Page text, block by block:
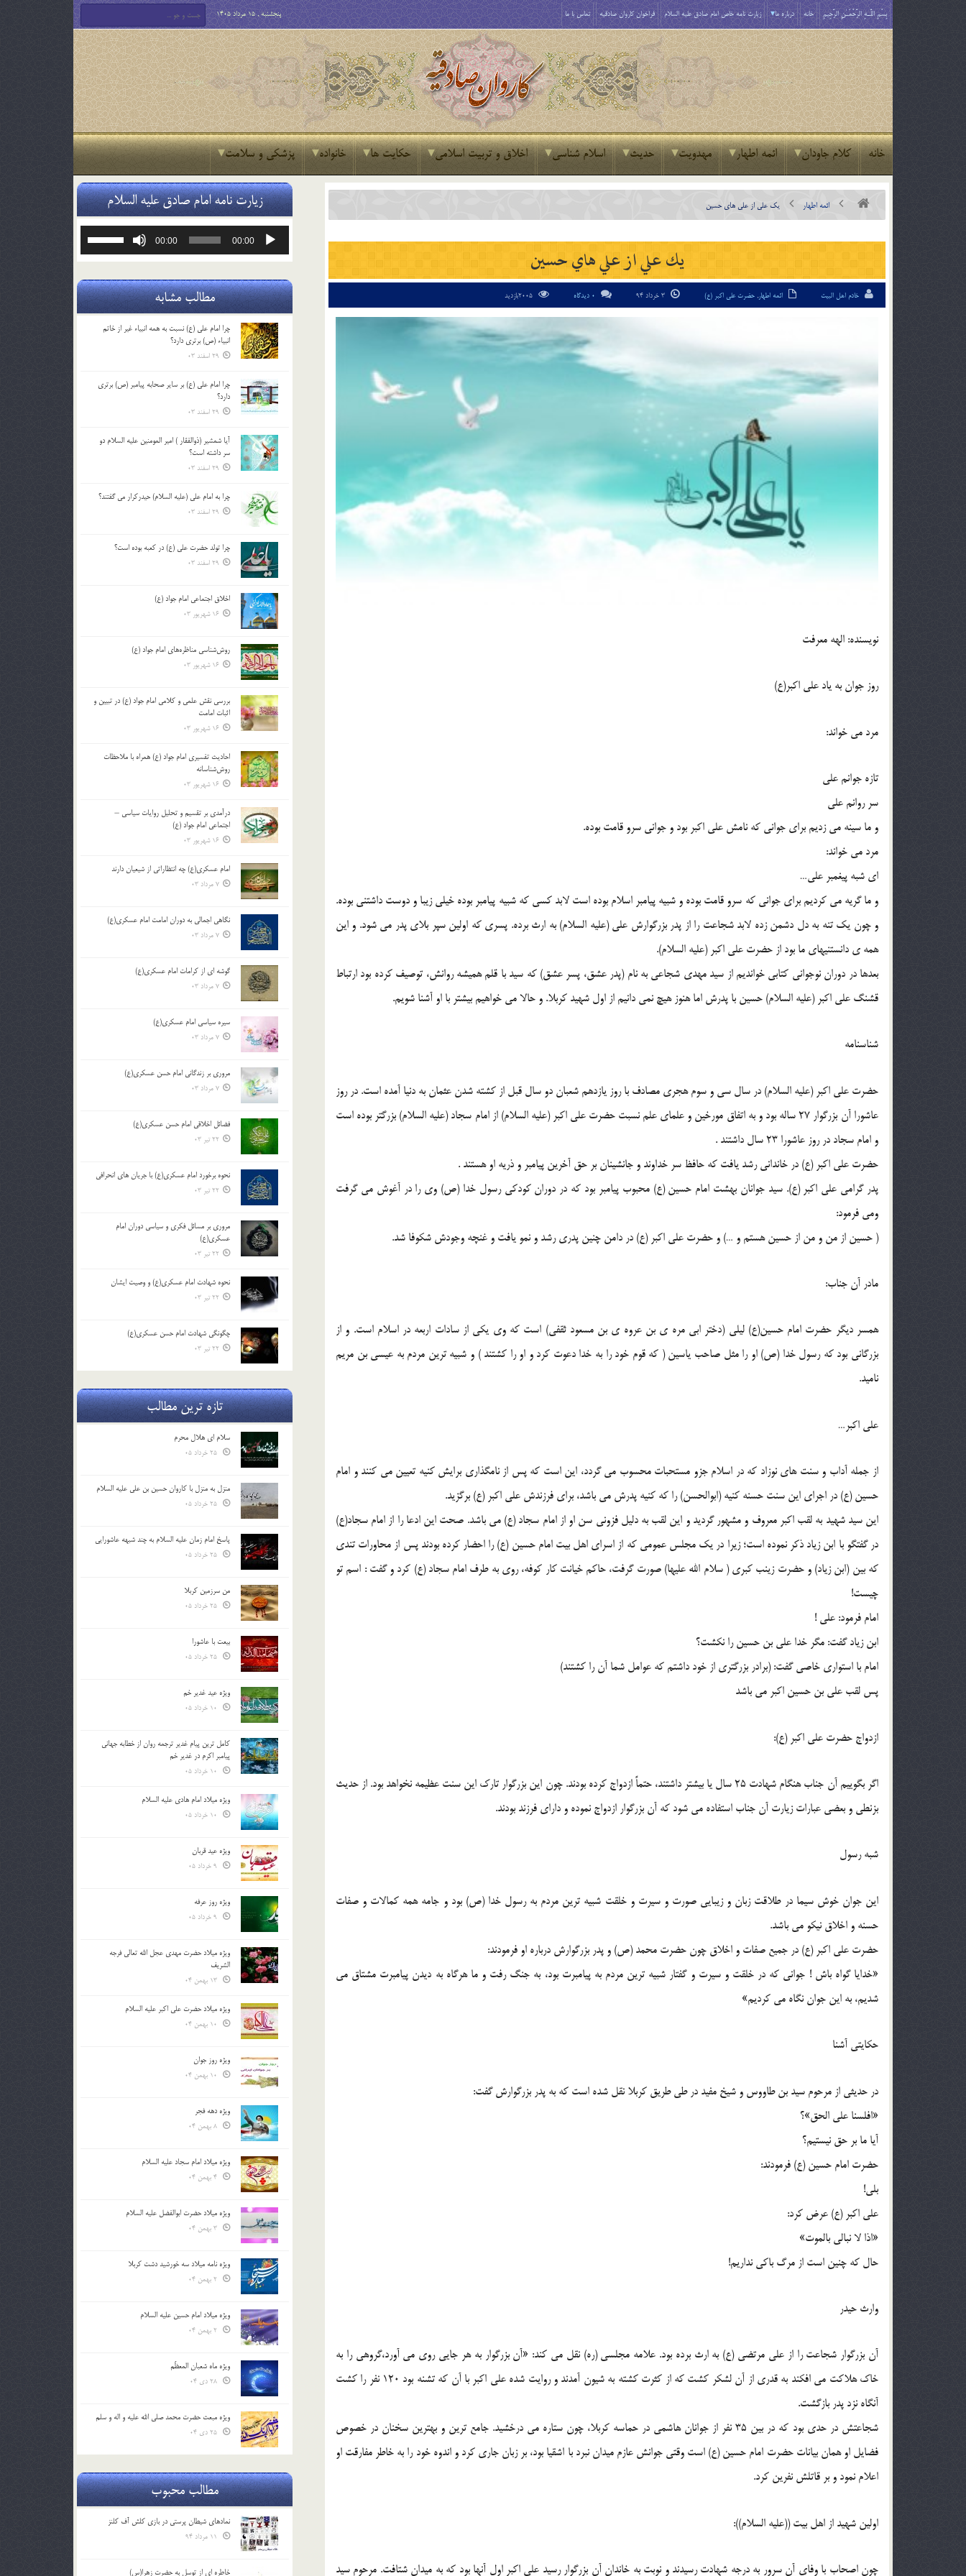
بِسْمِ اللَّـهِ الرَّحْمَـٰنِ الرَّحِيمِ خانه درباره ما زیارت نامه خاص امام صادق علیه السلام فراخوان کاروان صادقیه تماس با ما پنجشنبه , 15 مرداد 1405
خانه کلام جاودان ائمه اطهار مهدویت حدیث اسلام شناسی اخلاق و تربیت اسلامی حکایت ها خانواده پزشکی و سلامت
ائمه اطهار يك علي از علي هاي حسين
يك علي از علي هاي حسين
خادم اهل البیت ائمه اطهار, حضرت علی اکبر (ع) 0 دیدگاه
نويسنده: الهه معرفت
روز جوان به ياد علي اكبر(ع)
مرد مي خواند:
تازه جوانم علي
سر روانم علي
و ما سينه مي زديم براي جواني كه نامش علي اكبر بود و جواني سرو قامت بوده.
مرد مي خواند:
اي شبه پيغمبر علي…
و ما گريه مي كرديم براي جواني كه سرو قامت بوده و شبيه پيامبر اسلام بوده است لابد كسي كه شبيه پيامبر بوده خيلي زيبا و دوست داشتني بوده.
و چون يك تنه به دل دشمن زده لابد شجاعت را از پدر بزرگوارش علي (عليه السلام) به ارث برده. پسري كه اولين سپر بلاي پدر مي شود. و اين
همه ي دانستنيهاي ما بود از حضرت علي اكبر (عليه السلام).
بعدها در دوران نوجواني كتابي خوانديم از سيد مهدي شجاعي به نام (پدر عشق، ‌پسر عشق) كه سيد با قلم هميشه روانش، ‌توصيف كرده بود ارتباط
قشنگ علي اكبر (عليه السلام) حسين با پدرش اما هنوز هيچ نمي دانيم از اول شهيد كربلا. و حالا مي خواهيم بيشتر با او آشنا شويم.
شناسنامه
حضرت علي اكبر (عليه السلام) در سال سي و سوم هجري مصادف با روز يازدهم شعبان دو سال قبل از كشته شدن عثمان به دنيا آمده است. در روز
عاشورا آن بزرگوار 27 ساله بود و به اتفاق مورخين و علماي علم نسبت حضرت علي اكبر (عليه السلام) از امام سجاد (عليه السلام) بزرگتر بوده است
و امام سجاد در روز عاشورا 23 سال داشتند .
حضرت علي اكبر (ع) در خانداني رشد يافت كه حافظ سر خداوند و جانشينان بر حق آخرين پيامبر و ذريه او هستند .
پدر گرامي علي اكبر (ع). سيد جوانان بهشت امام حسين (ع) محبوب پيامبر بود كه در دوران كودكي رسول خدا (ص) وي را در آغوش مي گرفت
ومي فرمود:
( حسين از من و من از حسين هستم و …) و حضرت علي اكبر (ع) در دامن چنين پدري رشد و نمو يافت و غنچه وجودش شكوفا شد.
مادر آن جناب:
همسر ديگر حضرت امام حسين(ع) ليلي (دختر ابي مره ي بن عروه ي بن مسعود ثقفي) است كه وي يكي از سادات اربعه در اسلام است. و از
بزرگاني بود كه رسول خدا (ص) او را مثل صاحب ياسين ( كه قوم خود را به خدا دعوت كرد و او را كشتند ) و شبيه ترين مردم به عيسي بن مريم
ناميد.
علي اكبر…
از جمله آداب و سنت هاي نوزاد كه در اسلام جزو مستحبات محسوب مي گردد، ‌اين است كه پس از نامگذاري برايش كنيه تعيين مي كنند و امام
حسين (ع) در اجراي اين سنت حسنه كنيه (ابوالحسن) را كه كنيه پدرش مي باشد،‌ براي فرزندش علي اكبر (ع) برگزيد.
اين سيد شهيد به لقب اكبر معروف و مشهور گرديد و اين لقب به دليل فزوني سن او از امام سجاد (ع) مي باشد. صحت اين ادعا را از امام سجاد(ع)
در گفتگو با ابن زياد ذكر نموده است؛‌ زيرا در يك مجلس عمومي كه از اسراي اهل بيت امام حسين (ع) را احضار كرده بودند پس از محاورات تندي
كه بين (ابن زياد) و حضرت زينب كبري ( سلام الله عليها) صورت گرفت،‌ حاكم خيانت كار كوفه،‌ روي به طرف امام سجاد (ع) كرد و گفت : اسم تو
چيست!
امام فرمود: علي !
ابن زياد گفت: مگر خدا علي بن حسين را نكشت؟
امام با استواري خاصي گفت: (برادر بزرگتري از خود داشتم كه عوامل شما آن را كشتند)
پس لقب علي بن حسين اكبر مي باشد
ازدواج حضرت علي اكبر (ع):
اگر بگوييم آن جناب هنگام شهادت 25 سال يا بيشتر داشتند،‌ حتماً‌ ازدواج كرده بودند. چون اين بزرگوار تارك اين سنت عظيمه نخواهد بود. از حديث
بزنطي و بعضي عبارات زيارت آن جناب استفاده مي شود كه آن بزرگوار ازدواج نموده و داراي فرزند بودند.
شبه رسول
اين جوان خوش سيما در طلاقت زبان و زيبايي صورت و سيرت و خلقت شبيه ترين مردم به رسول خدا (ص) بود و جامه همه كمالات و صفات
حسنه و اخلاق نيكو مي باشد.
حضرت علي اكبر (ع) در جميع صفات و اخلاق چون حضرت محمد (ص) و پدر بزرگوارش درباره او فرمودند:
«خدايا گواه باش ! جواني كه در خلقت و سيرت و گفتار شبيه ترين مردم به پيامبرت بود،‌ به جنگ رفت و ما هرگاه به ديدن پيامبرت مشتاق مي
شديم،‌ به اين جوان نگاه مي كرديم»
حكايتي آشنا
در حديثي از مرحوم سيد بن طاووس و شيخ مفيد در طي طريق كربلا نقل شده است كه به پدر بزرگوارش گفت:
«افلسنا علي الحق»؟
آيا ما بر حق نيستيم؟
حضرت امام حسين (ع) فرمودند:
بلي!
علي اكبر (ع) عرض كرد:
«اذا لا نبالي بالموت»
حال كه چنين است از مرگ باكي نداريم!
وارث حيدر
آن بزرگوار شجاعت را از علي مرتضي (ع) به ارث برده بود. علامه مجلسي (ره) نقل مي كند: «آن بزرگوار به هر جايي روي مي آورد،‌گروهي را به
خاك هلاكت مي افكند به قدري از آن لشكر كشت كه از كثرت كشته به شيون آمدند و روايت شده علي اكبر با آن كه تشنه بود 120 نفر را كشت
آنگاه نزد پدر بازگشت.
شجاعتش در حدي بود كه در بين 35 نفر از جوانان هاشمي در حماسه كربلا،‌ چون ستاره مي درخشيد. جامع ترين و بهترين سخنان در خصوص
فضايل او همان بيانات حضرت امام حسين (ع) است وقتي جوانش عازم ميدان نبرد با اشقيا بود،‌ بر زبان جاري كرد و اندوه خود را به خاطر مفارقت او
اعلام نمود و بر قاتلش نفرين كرد.
اولين شهيد از اهل بيت ((عليه السلام)):
چون اصحاب با وفاي آن سرور به درجه شهادت رسيدند و نوبت به خاندان آن بزرگوار رسيد علي اكبر اول آنها بود كه به ميدان شتافت. مرحوم سيد
زیارت نامه امام صادق علیه السلام
پخش‌کننده
00:00
00:00
یا
صدا
کلیدهای
مطالب مشابه
چرا امام علی (ع) نسبت به همه انبیاء غیر از خاتم
انبیاء (ص) برتری دارد؟
29 اسفند 03
چرا امام علی (ع) بر سایر صحابه پیامبر (ص) برتری
دارد؟
29 اسفند 03
آیا شمشیر (ذوالفقار ) امیر المومنین علیه السلام دو
سر داشته است؟
29 اسفند 03
چرا به امام علی (علیه السلام) حیدرکرار می گفتند؟
29 اسفند 03
چرا تولد حضرت علی (ع) در کعبه بوده است؟
29 اسفند 03
اخلاق اجتماعی امام جواد (ع)
16 شهریور 03
روش‌شناسی مناظره‌های امام جواد (ع)
16 شهریور 03
بررسی نقش علمی و کلامی امام جواد (ع) در تبیین و
اثبات امامت
16 شهریور 03
احادیث تفسیری امام جواد (ع) همراه با ملاحظات
روش‌شناسانه
16 شهریور 03
درآمدی بر تقسیم و تحلیل روایات سیاسی –
اجتماعی امام جواد (ع)
16 شهریور 03
امام عسکری(ع) چه انتظاراتی از شیعیان دارند
7 مرداد 03
نگاهی اجمالی به دوران امامت امام عسکری(ع)
7 مرداد 03
گوشه ای از کرامات امام عسکری(ع)
7 مرداد 03
سیره سیاسی امام عسکری(ع)
7 مرداد 03
مروری بر زندگانی امام حسن عسکری(ع)
7 مرداد 03
فضائل اخلاقی امام حسن عسکری(ع)
22 تیر 03
نحوه برخورد امام عسکری(ع) با جریان های انحرافی
22 تیر 03
مروری بر مسائل فکری و سیاسی دوران امام
عسکری(ع)
22 تیر 03
نحوه شهادت امام عسکری(ع) و وصیت ایشان
22 تیر 03
چگونگی شهادت امام حسن عسکری(ع)
22 تیر 03
تازه ترین مطالب
سلام ای هلال محرم
منزل به منزل با کاروان حسین بن علی علیه السلام
پاسخ امام زمان علیه السلام به چند شبهه عاشورایی
من سرزمین کربلا
بیعت با عاشورا
ویژه عید غدیر خم
کامل ترین پیام غدیر ترجمه روان از خطابه جهانی
پیامبر اکرم در غدیر خم
ویژه میلاد امام هادی علیه السلام
ویژه عید قربان
ویژه روز عرفه
ویژه میلاد حضرت مهدی عجل الله تعالی فرجه
الشريف
ویژه میلاد حضرت علی اکبر علیه السلام
ویژه روز جوان
ویژه دهه فجر
ویژه میلاد امام سجاد علیه السلام
ویژه میلاد حضرت ابوالفضل علیه السلام
ویژه نامه میلاد سه خورشید دشت کربلا
ویژه میلاد امام حسین علیه السلام
ویژه ماه شعبان المعظّم
ویژه مبعث حضرت محمد صلی الله علیه و اله و سلم
مطالب محبوب
نمادهای شیطان پرستی در بازی کلش آف کلنز
خاطره ای از توسل به حضرت زهرا(س)